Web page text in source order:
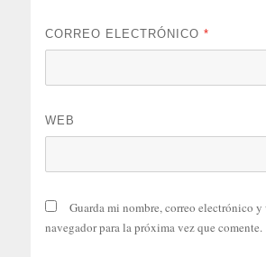
CORREO ELECTRÓNICO*
WEB
Guarda mi nombre, correo electrónico y
navegador para la próxima vez que comente.